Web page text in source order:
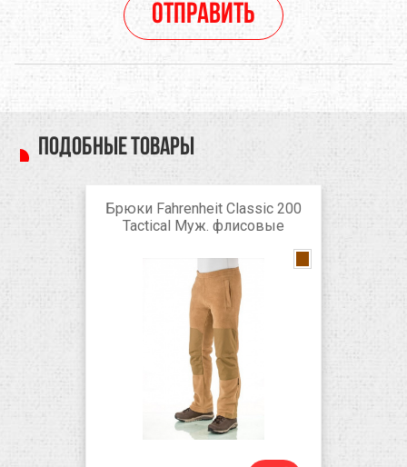
Отправить
Подобные товары
Брюки Fahrenheit Classic 200
Tactiсal Муж. флисовые